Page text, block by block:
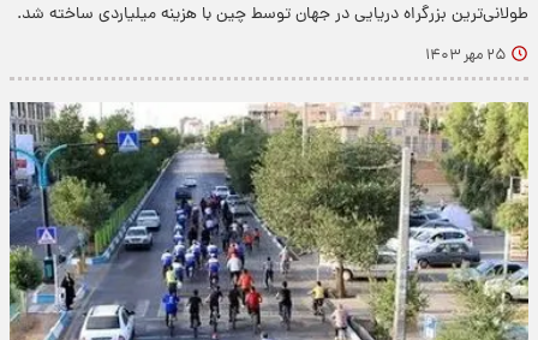
طولانی‌ترین بزرگراه دریایی در جهان توسط چین با هزینه میلیاردی ساخته شد.
۲۵ مهر ۱۴۰۳